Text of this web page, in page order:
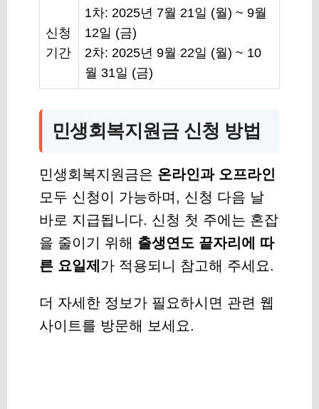
신청
기간
1차: 2025년 7월 21일 (월) ~ 9월
12일 (금)
2차: 2025년 9월 22일 (월) ~ 10
월 31일 (금)
민생회복지원금 신청 방법
민생회복지원금은 온라인과 오프라인
모두 신청이 가능하며, 신청 다음 날
바로 지급됩니다. 신청 첫 주에는 혼잡
을 줄이기 위해 출생연도 끝자리에 따
른 요일제 가 적용되니 참고해 주세요.
더 자세한 정보가 필요하시면 관련 웹
사이트를 방문해 보세요.